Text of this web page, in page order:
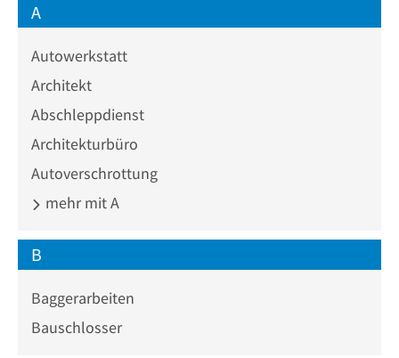
A
Autowerkstatt
Architekt
Abschleppdienst
Architekturbüro
Autoverschrottung
mehr mit A
B
Baggerarbeiten
Bauschlosser